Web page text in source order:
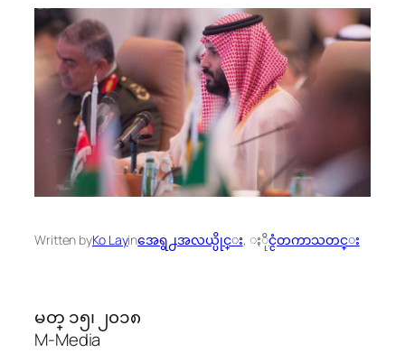
Written byKo Layinအေရွ႕အလယ္ပိုင္း, ႏိုင္ငံတကာသတင္း
မတ္ ၁၅၊ ၂၀၁၈
M-Media